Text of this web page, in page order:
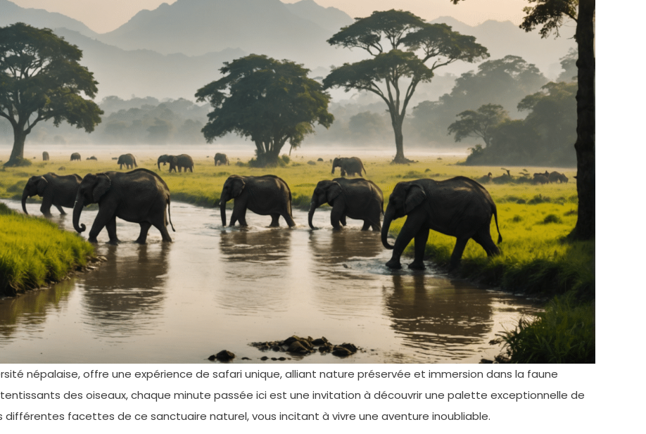
népalaise, offre une expérience de safari unique, alliant nature préservée et immersion dans la faune
des oiseaux, chaque minute passée ici est une invitation à découvrir une palette exceptionnelle de
facettes de ce sanctuaire naturel, vous incitant à vivre une aventure inoubliable.